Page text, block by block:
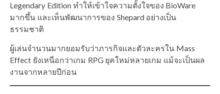
Legendary Edition ทำให้เข้าใจความตั้งใจของ BioWare
มากขึ้น และเห็นพัฒนาการของ Shepard อย่างเป็น
ธรรมชาติ
ผู้เล่นจำนวนมากยอมรับว่าภารกิจและตัวละครใน Mass
Effect ยังเหนือกว่าเกม RPG ยุคใหม่หลายเกม แม้จะเป็นผล
งานจากหลายปีก่อน